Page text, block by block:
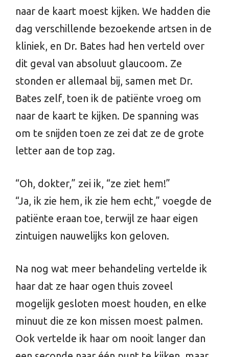
naar de kaart moest kijken. We hadden die
dag verschillende bezoekende artsen in de
kliniek, en Dr. Bates had hen verteld over
dit geval van absoluut glaucoom. Ze
stonden er allemaal bij, samen met Dr.
Bates zelf, toen ik de patiënte vroeg om
naar de kaart te kijken. De spanning was
om te snijden toen ze zei dat ze de grote
letter aan de top zag.
“Oh, dokter,” zei ik, “ze ziet hem!”
“Ja, ik zie hem, ik zie hem echt,” voegde de
patiënte eraan toe, terwijl ze haar eigen
zintuigen nauwelijks kon geloven.
Na nog wat meer behandeling vertelde ik
haar dat ze haar ogen thuis zoveel
mogelijk gesloten moest houden, en elke
minuut die ze kon missen moest palmen.
Ook vertelde ik haar om nooit langer dan